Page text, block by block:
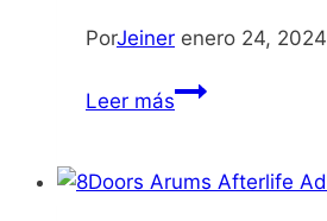
PorJeiner enero 24, 2024
Leer másWorms